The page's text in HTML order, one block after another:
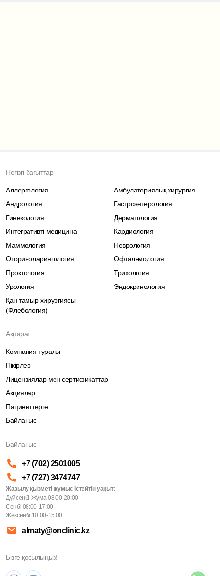
Негізгі бағыттар
Аллергология
Амбулаториялық хирургия
Андрология
Гастроэнтерология
Гинекология
Дерматология
Интегративті медицина
Кардиология
Маммология
Неврология
Оториноларингология
Офтальмология
Проктология
Трихология
Урология
Эндокринология
Қан тамыр хирургиясы
(Флебология)
Ақпарат
Компания туралы
Пікірлер
Лицензиялар мен сертификаттар
Акциялар
Пациенттерге
Байланыс
Байланыс
+7 (702) 2501005
+7 (727) 3474747
Жазылу қызметі жұмыс істейтін уақыт:
Дүйсенбі-Жұма 08:00-20:00
Сенбі 08:00-17:00
Жексенбі 10:00-15:00
almaty@onclinic.kz
Бізге қосылыңыз!